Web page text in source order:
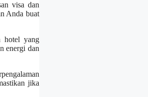
visa dan
Anda buat
hotel yang
energi dan
jika